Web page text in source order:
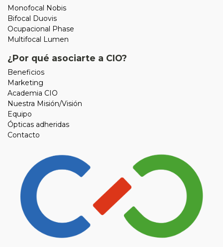
Monofocal Nobis
Bifocal Duovis
Ocupacional Phase
Multifocal Lumen
¿Por qué asociarte a CIO?
Beneficios
Marketing
Academia CIO
Nuestra Misión/Visión
Equipo
Ópticas adheridas
Contacto